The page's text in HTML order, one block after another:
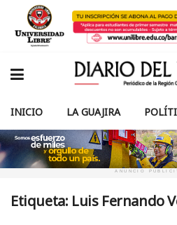
INICIO LA GUAJIRA
ANUNCIO
Etiqueta: Luis Fernando